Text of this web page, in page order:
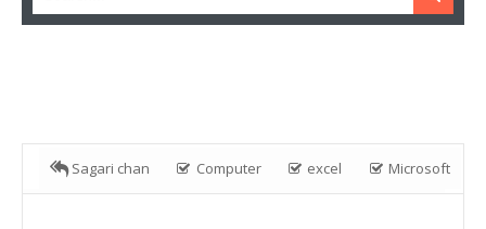
Sagari chan Computer excel Microsoft